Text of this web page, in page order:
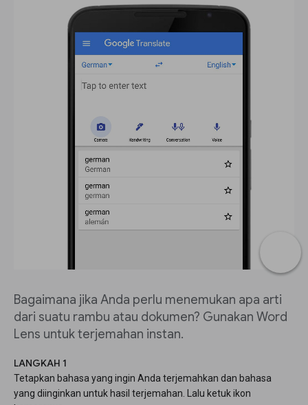
Bagaimana jika Anda perlu menemukan apa arti
dari suatu rambu atau dokumen? Gunakan Word
Lens untuk terjemahan instan.
LANGKAH 1
Tetapkan bahasa yang ingin Anda terjemahkan dan bahasa
yang diinginkan untuk hasil terjemahan. Lalu ketuk ikon